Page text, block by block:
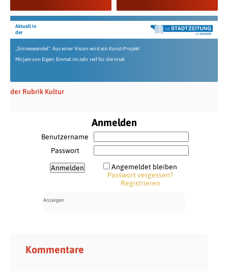
Aktuell in
der
„Sinneswandel“: Aus einer Vision wird ein Kunst-Projekt
Mirjam von Eigen: Einmal im Jahr reif für die Insel
der Rubrik Kultur
Anmelden
Benutzername
Passwort
Angemeldet bleiben
Passwort vergessen?
Registrieren
Kommentare